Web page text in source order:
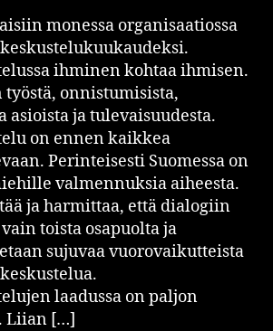
monessa organisaatiossa
ihminen kohtaa ihmisen.
työstä, onnistumisista,
asioista ja tulevaisuudesta.
on ennen kaikkea
Perinteisesti Suomessa on
valmennuksia aiheesta.
ja harmittaa, että dialogiin
toista osapuolta ja
sujuvaa vuorovaikutteista
laadussa on paljon
Liian […]